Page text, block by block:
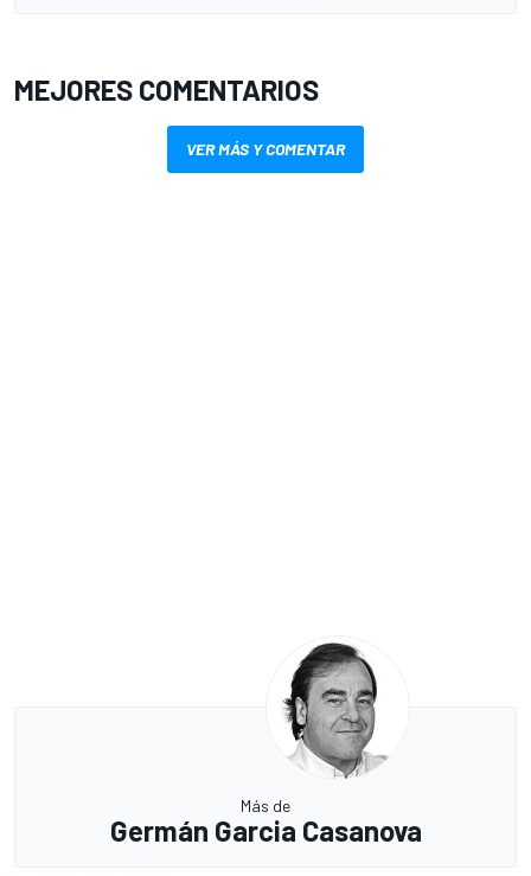
MEJORES COMENTARIOS
VER MÁS Y COMENTAR
Más de
Germán Garcia Casanova